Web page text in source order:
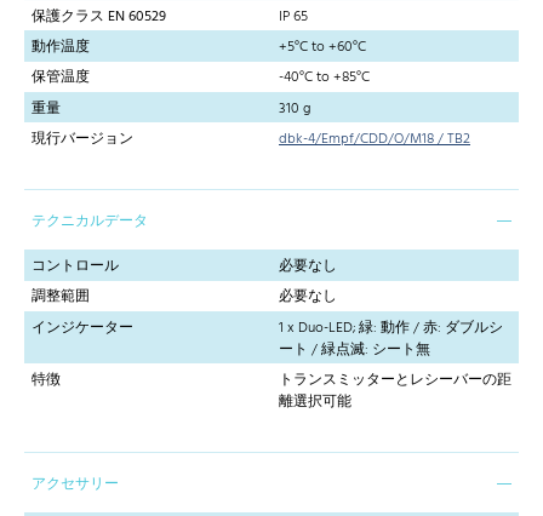
保護クラス EN 60529
IP 65
動作温度
+5°C to +60°C
保管温度
-40°C to +85°C
重量
310 g
現行バージョン
dbk-4/Empf/CDD/O/M18 / TB2
テクニカルデータ
コントロール
必要なし
調整範囲
必要なし
インジケーター
1 x Duo-LED; 緑: 動作 / 赤: ダブルシ
ート / 緑点滅: シート無
特徴
トランスミッターとレシーバーの距
離選択可能
アクセサリー